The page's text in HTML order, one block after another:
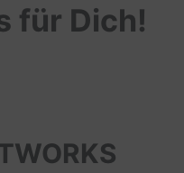
für Dich!